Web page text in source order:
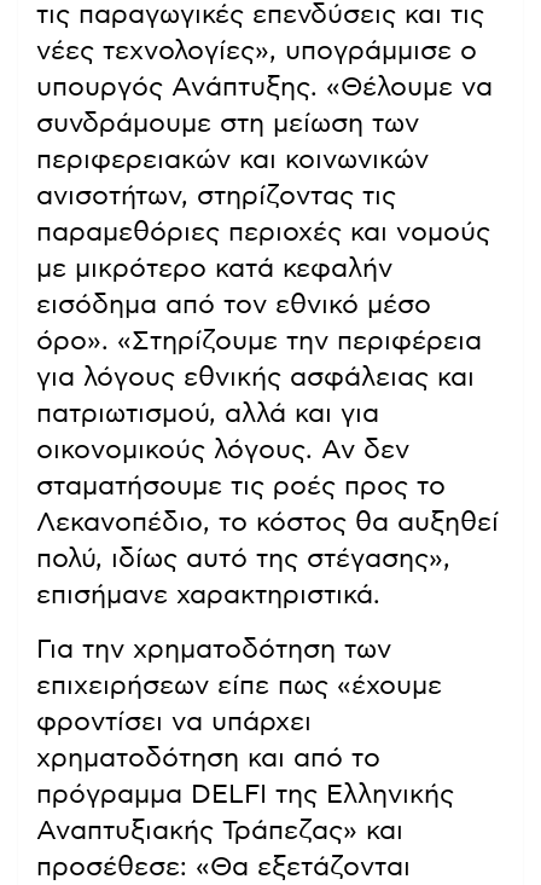
τις παραγωγικές επενδύσεις και τις
νέες τεχνολογίες», υπογράμμισε ο
υπουργός Ανάπτυξης. «Θέλουμε να
συνδράμουμε στη μείωση των
περιφερειακών και κοινωνικών
ανισοτήτων, στηρίζοντας τις
παραμεθόριες περιοχές και νομούς
με μικρότερο κατά κεφαλήν
εισόδημα από τον εθνικό μέσο
όρο». «Στηρίζουμε την περιφέρεια
για λόγους εθνικής ασφάλειας και
πατριωτισμού, αλλά και για
οικονομικούς λόγους. Αν δεν
σταματήσουμε τις ροές προς το
Λεκανοπέδιο, το κόστος θα αυξηθεί
πολύ, ιδίως αυτό της στέγασης»,
επισήμανε χαρακτηριστικά.
Για την χρηματοδότηση των
επιχειρήσεων είπε πως «έχουμε
φροντίσει να υπάρχει
χρηματοδότηση και από το
πρόγραμμα DELFI της Ελληνικής
Αναπτυξιακής Τράπεζας» και
προσέθεσε: «Θα εξετάζονται